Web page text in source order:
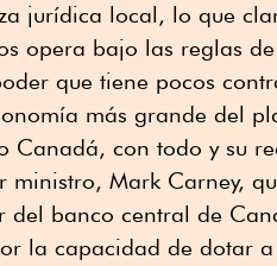
jurídica local, lo que
opera bajo las reglas
que tiene pocos
más grande del
Canadá, con todo y su
ministro, Mark Carney,
del banco central de
la capacidad de dotar